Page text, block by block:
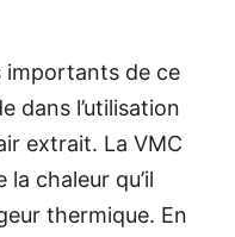
importants de ce
dans l’utilisation
extrait. La VMC
la chaleur qu’il
thermique. En